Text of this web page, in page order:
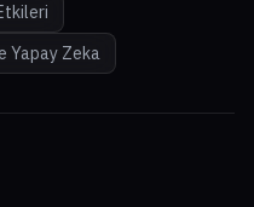
Yapay Zeka